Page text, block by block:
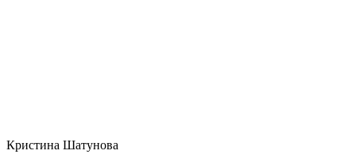
Кристина Шатунова